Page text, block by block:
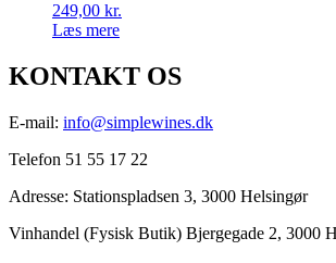
249,00 kr.
Læs mere
KONTAKT OS
E-mail: info@simplewines.dk
Telefon 51 55 17 22
Adresse: Stationspladsen 3, 3000 Helsingør
Vinhandel (Fysisk Butik) Bjergegade 2, 3000